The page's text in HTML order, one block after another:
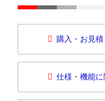
購入・お見
仕様・機能